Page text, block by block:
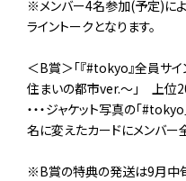
※メンバー4名参加(予定)に
ライントークとなります。
＜B賞＞「『#tokyo』全員サ
住まいの都市ver.～」 上位
・・・ジャケット写真の「
名に変えたカードにメンバー
※B賞の特典の発送は9月中